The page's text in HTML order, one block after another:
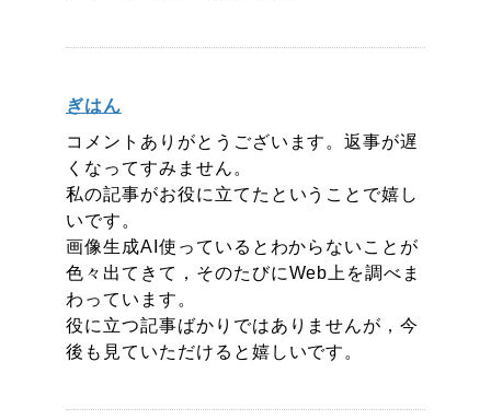
ぎはん
コメントありがとうございます。返事が遅
くなってすみません。
私の記事がお役に立てたということで嬉し
いです。
画像生成AI使っているとわからないことが
色々出てきて，そのたびにWeb上を調べま
わっています。
役に立つ記事ばかりではありませんが，今
後も見ていただけると嬉しいです。